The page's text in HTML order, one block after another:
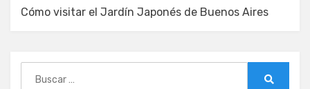
Cómo visitar el Jardín Japonés de Buenos Aires